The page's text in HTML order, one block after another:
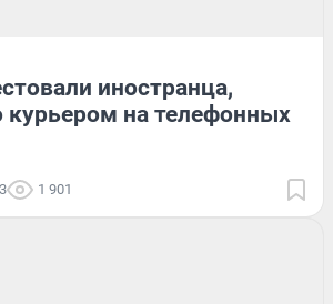
иностранца,
курьером на телефонных
1 901